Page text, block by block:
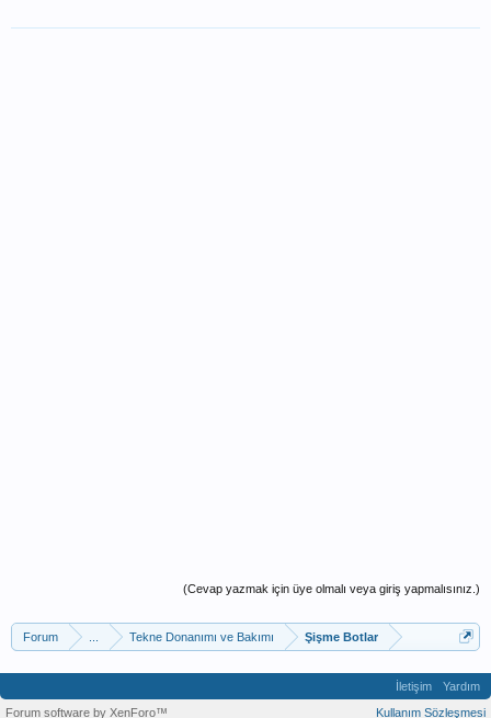
(Cevap yazmak için üye olmalı veya giriş yapmalısınız.)
Forum Tekne Donanımı ve Bakımı Şişme Botlar
İletişim
Yardım
Kullanım Sözleşmesi
Forum software by XenForo™